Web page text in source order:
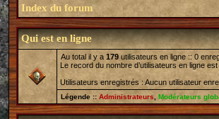
Index du forum
Qui est en ligne
Au total il y a179 utilisateurs en ligne :: 0
Le record du nombre d’utilisateurs en ligne
Utilisateurs enregistrés : Aucun utilisateur
Légende ::Administrateurs ,Modérateurs